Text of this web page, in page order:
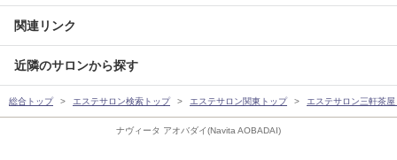
ナヴィータ アオバダイ(Navita AOBADAI)
関連リンク
近隣のサロンから探す
総合トップ エステサロン検索トップ エステサロン関東トップ エステサロン三軒茶